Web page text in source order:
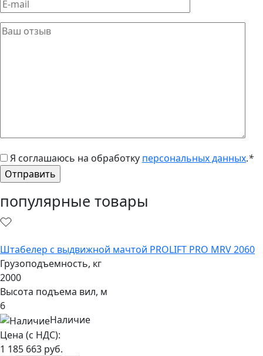
Я соглашаюсь на обработку персональных данных.*
популярные товары
Штабелер с выдвижной мачтой PROLIFT PRO MRV 2060
Грузоподъемность, кг
2000
Высота подъема вил, м
6
Наличие
Цена (с НДС):
1 185 663 руб.